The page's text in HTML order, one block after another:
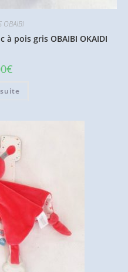
OBAIBI
pois gris OBAIBI OKAIDI
€